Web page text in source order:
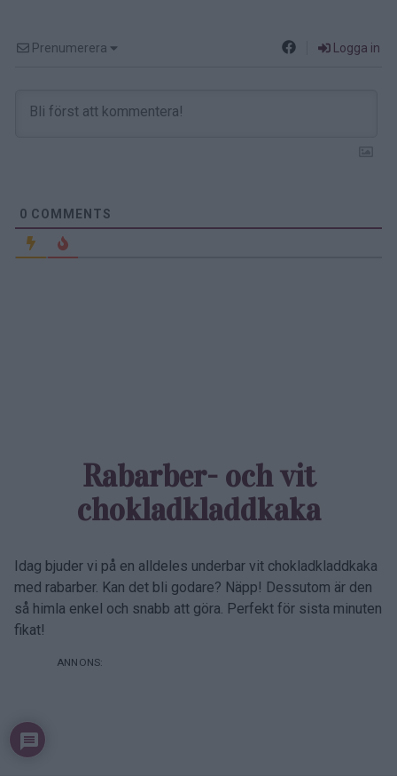
Prenumerera Logga in
0 COMMENTS
Rabarber- och vit
chokladkladdkaka
Idag bjuder vi på en alldeles underbar vit chokladkladdkaka
med rabarber. Kan det bli godare? Näpp! Dessutom är den
så himla enkel och snabb att göra. Perfekt för sista minuten
fikat!